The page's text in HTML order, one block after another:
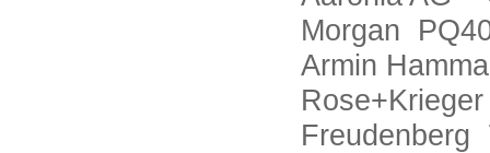
Morgan
Armin
Freudenberg